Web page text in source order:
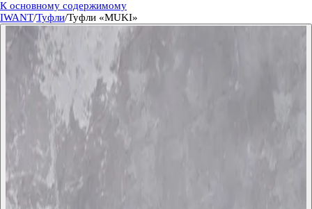
К основному содержимому
IWANT/Туфли/Туфли «MUKI»